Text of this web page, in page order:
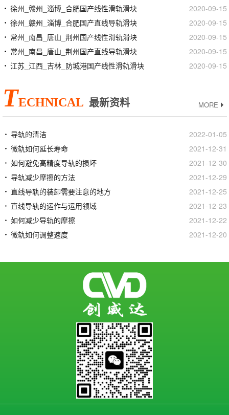
徐州_赣州_淄博_合肥国产线性滑轨滑块
2020-09-15
徐州_赣州_淄博_合肥国产直线导轨滑块
2020-09-15
常州_南昌_唐山_荆州国产线性滑轨滑块
2020-09-15
常州_南昌_唐山_荆州国产直线导轨滑块
2020-09-15
江苏_江西_吉林_防城港国产线性滑轨滑块
2020-09-15
TECHNICAL 最新资料 MORE
导轨的清洁
2022-01-05
微轨如何延长寿命
2021-12-31
如何避免高精度导轨的损坏
2021-12-30
导轨减少摩擦的方法
2021-12-29
直线导轨的装卸需要注意的地方
2021-12-25
直线导轨的运作与运用领域
2021-12-23
如何减少导轨的摩擦
2021-12-22
微轨如何调整速度
2021-12-20